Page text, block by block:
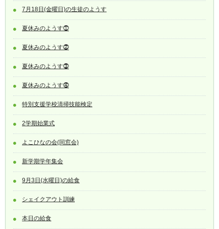
7月18日(金曜日)の生徒のようす
夏休みのようす⓵
夏休みのようす⓶
夏休みのようす⓷
夏休みのようす⓸
特別支援学校清掃技能検定
2学期始業式
よこひなの会(同窓会)
新学期学年集会
9月3日(水曜日)の給食
シェイクアウト訓練
本日の給食